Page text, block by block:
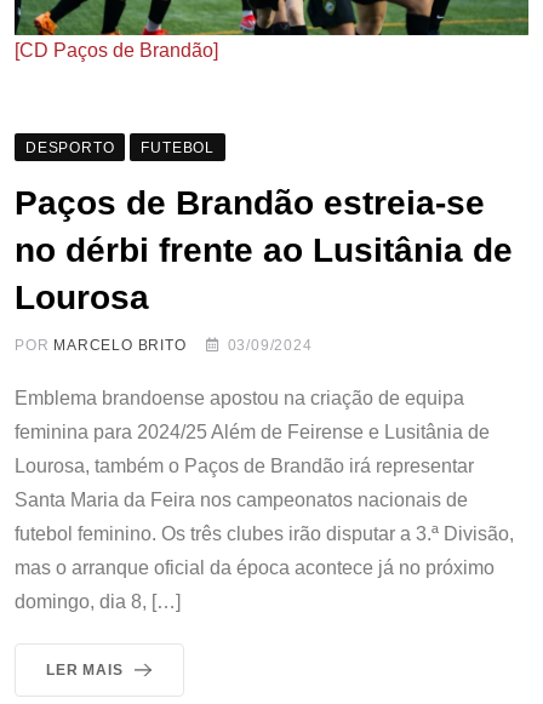
[CD Paços de Brandão]
DESPORTO FUTEBOL
Paços de Brandão estreia-se
no dérbi frente ao Lusitânia de
Lourosa
POR MARCELO BRITO 03/09/2024
Emblema brandoense apostou na criação de equipa
feminina para 2024/25 Além de Feirense e Lusitânia de
Lourosa, também o Paços de Brandão irá representar
Santa Maria da Feira nos campeonatos nacionais de
futebol feminino. Os três clubes irão disputar a 3.ª Divisão,
mas o arranque oficial da época acontece já no próximo
domingo, dia 8, […]
LER MAIS